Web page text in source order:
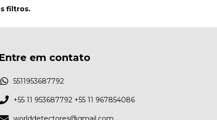
filtros.
Entre em contato
5511953687792
+55 11 953687792 +55 11 967854086